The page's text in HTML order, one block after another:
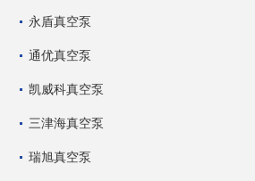
永盾真空泵
通优真空泵
凯威科真空泵
三津海真空泵
瑞旭真空泵